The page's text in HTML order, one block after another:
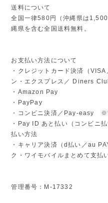
送料について
全国一律580円（沖縄県は
縄県を含む全国送料無料。
お支払い方法について
・クレジットカード決済（
ン・エクスプレス／ Diners
・Amazon Pay
・PayPay
・コンビニ決済／Pay-easy ※
・Pay ID あと払い（コンビニ
払い方法
・キャリア決済（d払い／au
ク・ワイモバイルまとめて支払い
管理番号：M-17332